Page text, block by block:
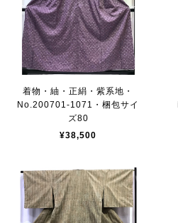
着物・紬・正絹・紫系地・
No.200701-1071・梱包サイ
ズ80
¥38,500